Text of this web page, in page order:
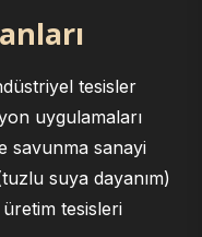
tesisler
uygulamaları
savunma sanayi
suya dayanım)
üretim tesisleri